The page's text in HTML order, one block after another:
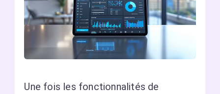
Une fois les fonctionnalités de